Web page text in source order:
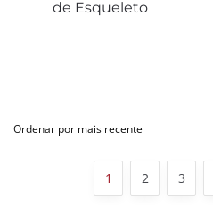
de Esqueleto
1 2 3